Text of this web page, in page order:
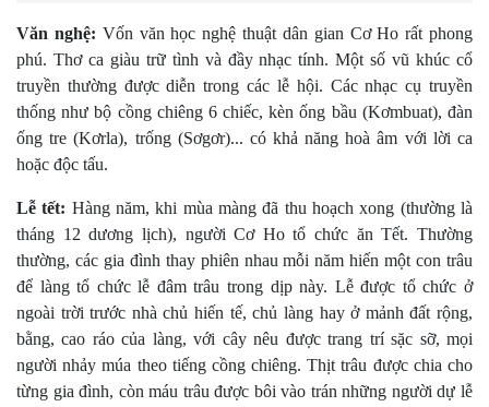
Văn nghệ: Vốn văn học nghệ thuật dân gian Cơ Ho rất phong
phú. Thơ ca giàu trữ tình và đầy nhạc tính. Một số vũ khúc cổ
truyền thường được diễn trong các lễ hội. Các nhạc cụ truyền
thống như bộ cồng chiêng 6 chiếc, kèn ống bầu (Kơmbuat), đàn
ống tre (Kơrla), trống (Sơgơr)... có khả năng hoà âm với lời ca
hoặc độc tấu.
Lễ tết: Hàng năm, khi mùa màng đã thu hoạch xong (thường là
tháng 12 dương lịch), người Cơ Ho tổ chức ăn Tết. Thường
thường, các gia đình thay phiên nhau mỗi năm hiến một con trâu
để làng tổ chức lễ đâm trâu trong dịp này. Lễ được tổ chức ở
ngoài trời trước nhà chủ hiến tế, chủ làng hay ở mảnh đất rộng,
bằng, cao ráo của làng, với cây nêu được trang trí sặc sỡ, mọi
người nhảy múa theo tiếng cồng chiêng. Thịt trâu được chia cho
từng gia đình, còn máu trâu được bôi vào trán những người dự lễ